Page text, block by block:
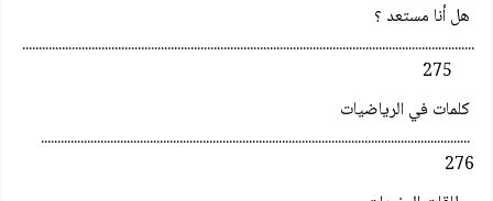
هل أنا مستعد ؟
.........................................................................................................................................
كلمات في الرياضيات
..................................................................................................................................
276